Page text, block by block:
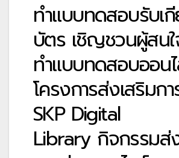
ทำแบบทดสอบรับเ
บัตร เชิญชวนผู้สน
ทำแบบทดสอบออน
โครงการส่งเสริมก
SKP Digital
Library กิจกรรมส่